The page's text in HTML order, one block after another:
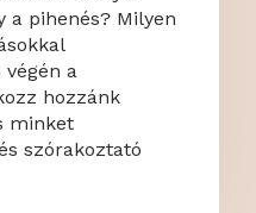
a pihenés? Milyen
a
hozzánk
minket
szórakoztató